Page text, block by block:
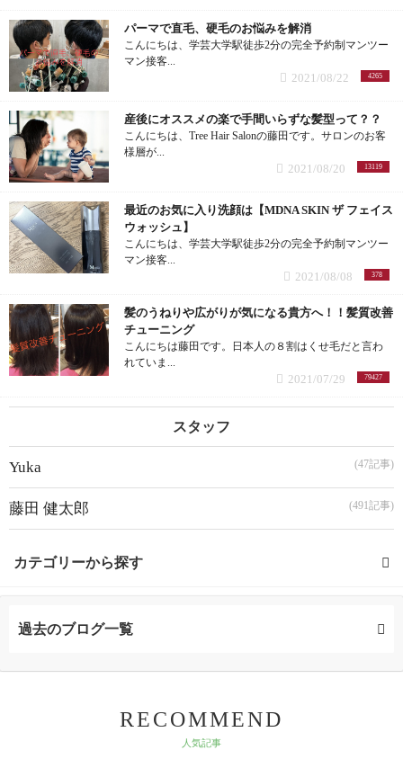
パーマで直毛、硬毛のお悩みを解消
こんにちは、学芸大学駅徒歩2分の完全予約制マンツー
マン接客...
4265
2021/08/22
産後にオススメの楽で手間いらずな髪型って？？
こんにちは、Tree Hair Salonの藤田です。サロンのお客
様層が...
13119
2021/08/20
最近のお気に入り洗顔は【MDNA SKIN ザ フェイス
ウォッシュ】
こんにちは、学芸大学駅徒歩2分の完全予約制マンツー
マン接客...
378
2021/08/08
髪のうねりや広がりが気になる貴方へ！！髪質改善
チューニング
こんにちは藤田です。日本人の８割はくせ毛だと言わ
れていま...
79427
2021/07/29
スタッフ
Yuka (47記事)
藤田 健太郎 (491記事)
カテゴリーから探す
髪型 (65記事)
過去のブログ一覧
RECOMMEND
人気記事